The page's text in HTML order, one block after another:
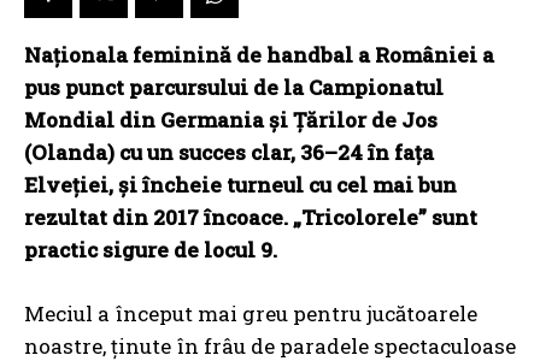
Naționala feminină de handbal a României a
pus punct parcursului de la Campionatul
Mondial din Germania și Țărilor de Jos
(Olanda) cu un succes clar, 36–24 în fața
Elveției, și încheie turneul cu cel mai bun
rezultat din 2017 încoace. „Tricolorele” sunt
practic sigure de locul 9.
Meciul a început mai greu pentru jucătoarele
noastre, ținute în frâu de paradele spectaculoase